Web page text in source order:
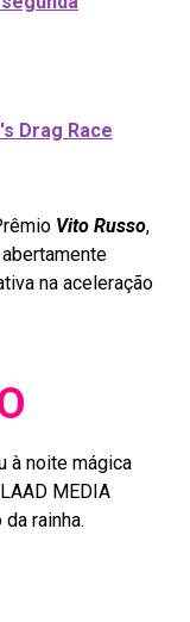
Drag Race
Vito Russo,
na aceleração
à noite mágica
MEDIA
rainha.